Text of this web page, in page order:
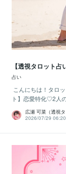
【透視タロット
占い
こんにちは！タロ
ト】恋愛特化♡2人
広瀬 可菜（透視タ
2026/07/29 06:20